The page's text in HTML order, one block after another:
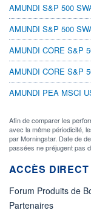
Afin de comparer les
avec la même périodicité,
par Morningstar. Date de
passées ne préjugent pas
ACCÈS DIRECT
Forum Produits de
Partenaires